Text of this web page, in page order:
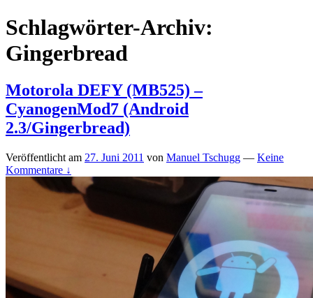
Schlagwörter-Archiv:
Gingerbread
Motorola DEFY (MB525) –
CyanogenMod7 (Android
2.3/Gingerbread)
Veröffentlicht am 27. Juni 2011 von Manuel Tschugg — Keine
Kommentare ↓